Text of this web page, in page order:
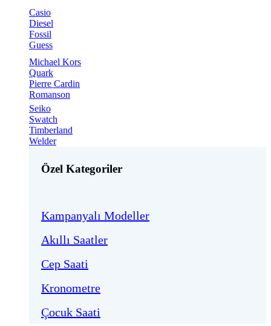
Casio
Diesel
Fossil
Guess
Michael Kors
Quark
Pierre Cardin
Romanson
Seiko
Swatch
Timberland
Welder
Özel Kategoriler
Kampanyalı Modeller
Akıllı Saatler
Cep Saati
Kronometre
Çocuk Saati